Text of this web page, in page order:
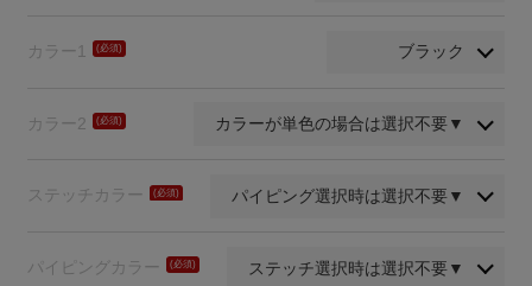
カラー1
カラー2
ステッチカラー
パイピングカラー